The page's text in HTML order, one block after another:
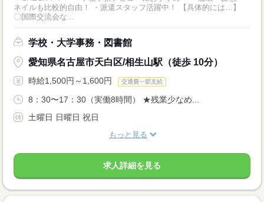
ネイルも比較的自由！ ・派遣スタッフ活躍中！ 【具体的には…】
〇国際交流会な...
学校・大学事務・図書館
愛知県名古屋市天白区/相生山駅（徒歩 10分）
時給1,500円～1,600円 交通費一部支給
8：30〜17：30（実働8時間） ★残業少なめ...
土曜日 日曜日 祝日
もっと見る
求人詳細を見る